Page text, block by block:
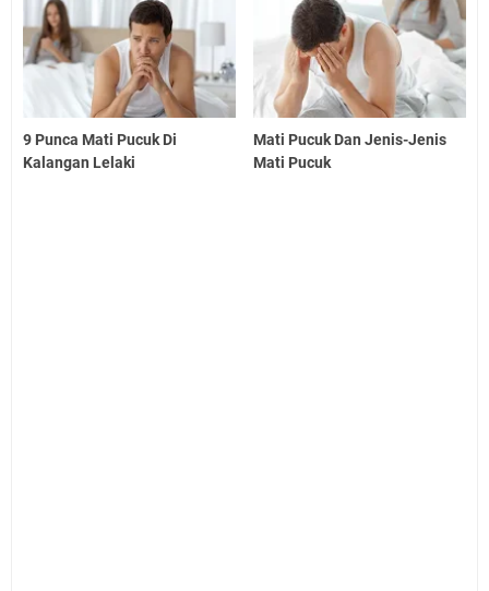
9 Punca Mati Pucuk Di
Kalangan Lelaki
Mati Pucuk Dan Jenis-Jenis
Mati Pucuk